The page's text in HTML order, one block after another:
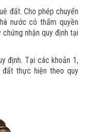
đất. Cho phép chuyển
nước có thẩm quyền
nhận quy định tại
định. Tại các khoản 1,
thực hiện theo quy